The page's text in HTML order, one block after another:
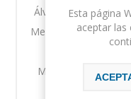
Álvaro Pardo en el
Mercedes Unzeta,
Memorias de Alberto
Esta página
aceptar las